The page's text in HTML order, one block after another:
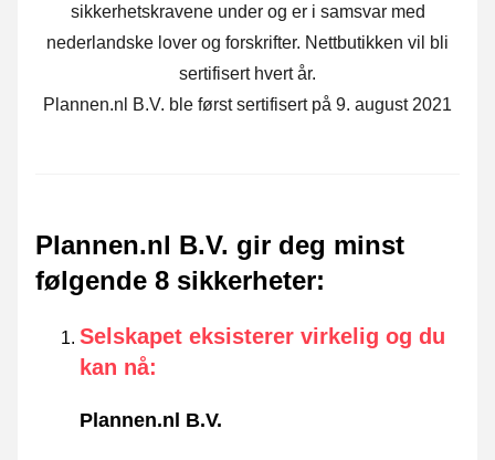
sikkerhetskravene under og er i samsvar med
nederlandske lover og forskrifter. Nettbutikken vil bli
sertifisert hvert år.
Plannen.nl B.V. ble først sertifisert på 9. august 2021
Plannen.nl B.V. gir deg minst
følgende 8 sikkerheter:
Selskapet eksisterer virkelig og du
kan nå:
Plannen.nl B.V.